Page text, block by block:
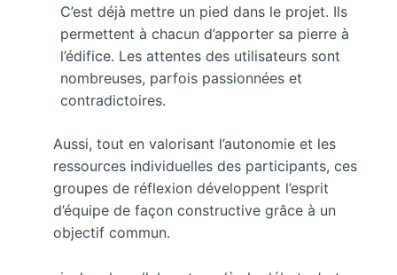
C’est déjà mettre un pied dans le projet. Ils
permettent à chacun d’apporter sa pierre à
l’édifice. Les attentes des utilisateurs sont
nombreuses, parfois passionnées et
contradictoires.
Aussi, tout en valorisant l’autonomie et les
ressources individuelles des participants, ces
groupes de réflexion développent l’esprit
d’équipe de façon constructive grâce à un
objectif commun.